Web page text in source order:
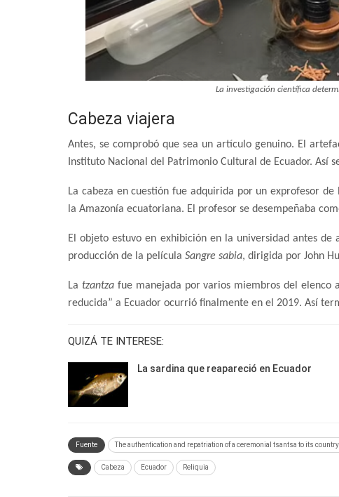
La investigación científica
Cabeza viajera
Antes, se comprobó que sea un artículo genuino. El
Instituto Nacional del Patrimonio Cultural de Ecuador. Así
La cabeza en cuestión fue adquirida por un exprofesor
la Amazonía ecuatoriana. El profesor se desempeñaba
El objeto estuvo en exhibición en la universidad antes
producción de la película Sangre sabia, dirigida por John
La tzantzafue manejada por varios miembros del elenco
reducida” a Ecuador ocurrió finalmente en el 2019. Así
QUIZÁ TE INTERESE:
La sardina que reapareció en Ecuador
Fuente The authentication and repatriation of a ceremonial tsantsa to its
Cabeza Ecuador Reliquia